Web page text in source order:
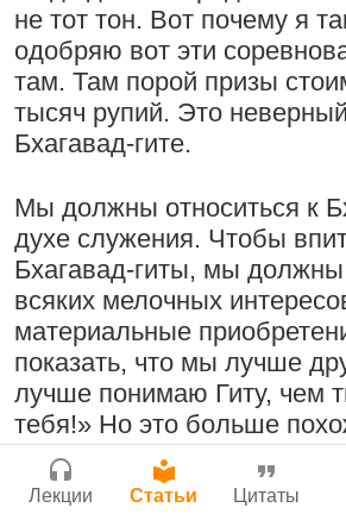
Бог, наука и атеизм,
слушателям!
9:25 17
Атланта,
Поклоняться
исполняя его бхаджаны
1:14:02 |12
2008|
Радхарани — глава
служений
1:05:35 7
не тот тон. Вот почему я
одобряю вот эти
там. Там порой призы
тысяч рупий. Это
Бхагавад-гите.
Мы должны относиться к
духе служения. Чтобы
Бхагавад-гиты, мы
всяких мелочных
материальные
показать, что мы лучше
лучше понимаю Гиту, чем
тебя!» Но это больше
настроение Дурьодханы,
настроение Арджуны. Так
Молитвы Санатаны
Чайтанье
Нектар имени Кришны
24 июля
Джанмаштами в
Сайт
Войти|Регистрация|
Инструкция
Лекции Статьи Цитаты